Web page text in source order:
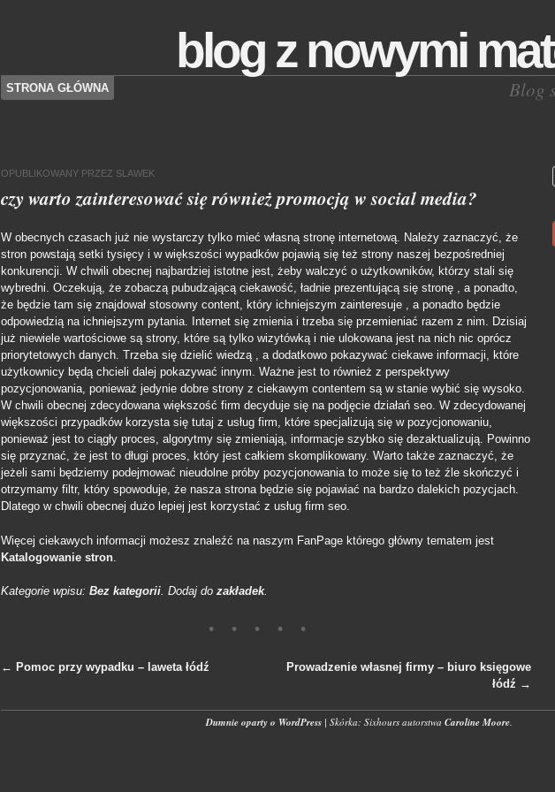
blog z nowymi
Blog
SKOCZ DO TREŚCI
STRONA GŁÓWNA
OPUBLIKOWANY PRZEZ SLAWEK
czy warto zainteresować się również promocją w social media?
W obecnych czasach już nie wystarczy tylko mieć własną stronę internetową. Należy zaznaczyć, że
stron powstają setki tysięcy i w większości wypadków pojawią się też strony naszej bezpośredniej
konkurencji. W chwili obecnej najbardziej istotne jest, żeby walczyć o użytkowników, którzy stali się
wybredni. Oczekują, że zobaczą pubudzającą ciekawość, ładnie prezentującą się stronę , a ponadto,
że będzie tam się znajdował stosowny content, który ichniejszym zainteresuje , a ponadto będzie
odpowiedzią na ichniejszym pytania. Internet się zmienia i trzeba się przemieniać razem z nim. Dzisiaj
już niewiele wartościowe są strony, które są tylko wizytówką i nie ulokowana jest na nich nic oprócz
priorytetowych danych. Trzeba się dzielić wiedzą , a dodatkowo pokazywać ciekawe informacji, które
użytkownicy będą chcieli dalej pokazywać innym. Ważne jest to również z perspektywy
pozycjonowania, ponieważ jedynie dobre strony z ciekawym contentem są w stanie wybić się wysoko.
W chwili obecnej zdecydowana większość firm decyduje się na podjęcie działań seo. W zdecydowanej
większości przypadków korzysta się tutaj z usług firm, które specjalizują się w pozycjonowaniu,
ponieważ jest to ciągły proces, algorytmy się zmieniają, informacje szybko się dezaktualizują. Powinno
się przyznać, że jest to długi proces, który jest całkiem skomplikowany. Warto także zaznaczyć, że
jeżeli sami będziemy podejmować nieudolne próby pozycjonowania to może się to też źle skończyć i
otrzymamy filtr, który spowoduje, że nasza strona będzie się pojawiać na bardzo dalekich pozycjach.
Dlatego w chwili obecnej dużo lepiej jest korzystać z usług firm seo.
Więcej ciekawych informacji możesz znaleźć na naszym FanPage którego główny tematem jest
Katalogowanie stron
Kategorie wpisu: Bez kategorii. Dodaj do zakładek.
Nawigacja po wpisach
← Pomoc przy wypadku – laweta łódź
Prowadzenie własnej firmy – biuro księgowe
łódź →
Dumnie oparty o WordPress | Skórka: Sixhours autorstwa Caroline Moore.